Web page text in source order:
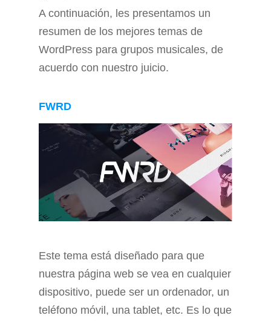
A continuación, les presentamos un
resumen de los mejores temas de
WordPress para grupos musicales, de
acuerdo con nuestro juicio.
FWRD
Este tema está diseñado para que
nuestra página web se vea en cualquier
dispositivo, puede ser un ordenador, un
teléfono móvil, una tablet, etc. Es lo que